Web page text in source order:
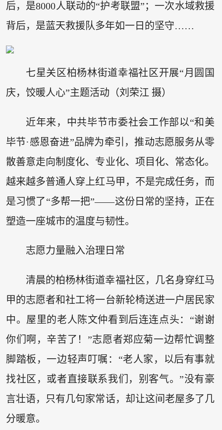
后，是8000人联动的“护考联盟”；一次水域救援
背后，是蓝天救援队多年如一日的坚守……
七星关区柏杨林街道幸福社区开展“月圆国
庆，饺暖人心”主题活动（刘荣江 摄）
近年来，中共毕节市委社会工作部以“和美
毕节·感恩奋进”品牌为牵引，推动志愿服务从零
散善意走向制度化、专业化、项目化、常态化。
越来越多普通人穿上红马甲，不是完成任务，而
是习惯了“多帮一把”——这份日常的坚持，正在
塑造一座城市的温度与韧性。
志愿力量融入治理日常
清晨的柏杨林街道幸福社区，几名身穿红马
甲的志愿者和社工将一台新轮椅送进一户居民家
中。屋里的老人陈文仲看到后连连点头：“谢谢
你们啊，辛苦了！”志愿者郑应菊一边帮忙调整
脚踏板，一边轻声叮嘱：“老人家，以后有事就
找社区，或者直接联系我们，别客气。”没有豪
言壮语，只有几句家常话，却让这间老屋多了几
分暖意。